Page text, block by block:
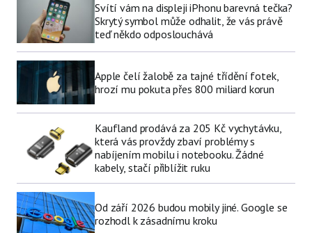
Svítí vám na displeji iPhonu barevná tečka?
Skrytý symbol může odhalit, že vás právě
teď někdo odposlouchává
Apple čelí žalobě za tajné třídění fotek,
hrozí mu pokuta přes 800 miliard korun
Kaufland prodává za 205 Kč vychytávku,
která vás provždy zbaví problémy s
nabíjením mobilu i notebooku. Žádné
kabely, stačí přiblížit ruku
Od září 2026 budou mobily jiné. Google se
rozhodl k zásadnímu kroku